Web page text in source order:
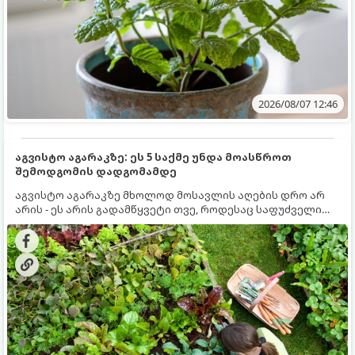
2026/08/07 12:46
აგვისტო აგარაკზე: ეს 5 საქმე უნდა მოასწროთ
შემოდგომის დადგომამდე
აგვისტო აგარაკზე მხოლოდ მოსავლის აღების დრო არ
არის - ეს არის გადამწყვეტი თვე, როდესაც საფუძველი
ეყრება მომავალი წლის მოსავალს და ბაღი მზადდება
შემოდგომა-ზამთრის სეზონისთვის. იმისათვის, რომ
ნიადაგმა ენერგია აღიდგინოს, ხოლო მცენარეებმა
ზამთარს გაუძლონ, აგვისტოს ბოლომდე 5
მნიშვნელოვანი საქმის გაკეთება უნდა მოასწროთ: